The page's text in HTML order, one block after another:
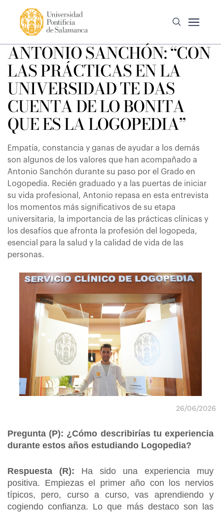
ANTONIO SANCHÓN: “CON
LAS PRÁCTICAS EN LA
UNIVERSIDAD TE DAS
CUENTA DE LO BONITA
QUE ES LA LOGOPEDIA”
Empatía, constancia y ganas de ayudar a los demás
son algunos de los valores que han acompañado a
Antonio Sanchón durante su paso por el Grado en
Logopedia. Recién graduado y a las puertas de iniciar
su vida profesional, Antonio repasa en esta entrevista
los momentos más significativos de su etapa
universitaria, la importancia de las prácticas clínicas y
los desafíos que afronta la profesión del logopeda,
esencial para la salud y la calidad de vida de las
personas.
26/06/2026
Pregunta (P): ¿Cómo describirías tu experiencia
durante estos años estudiando Logopedia?
Respuesta (R): Ha sido una experiencia muy
positiva. Empiezas el primer año con los nervios
típicos, pero, curso a curso, vas aprendiendo y
cogiendo confianza. Lo que más destaco son las